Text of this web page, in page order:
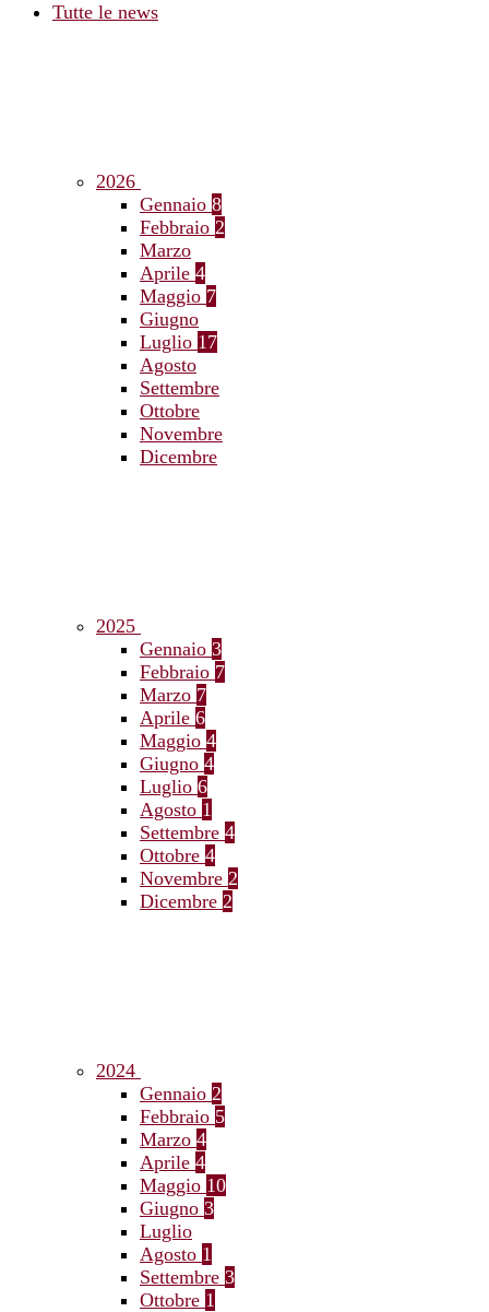
Tutte le news
2026
Gennaio 8
Febbraio 2
Marzo
Aprile 4
Maggio 7
Giugno
Luglio 17
Agosto
Settembre
Ottobre
Novembre
Dicembre
2025
Gennaio 3
Febbraio 7
Marzo 7
Aprile 6
Maggio 4
Giugno 4
Luglio 6
Agosto 1
Settembre 4
Ottobre 4
Novembre 2
Dicembre 2
2024
Gennaio 2
Febbraio 5
Marzo 4
Aprile 4
Maggio 10
Giugno 3
Luglio
Agosto 1
Settembre 3
Ottobre 1